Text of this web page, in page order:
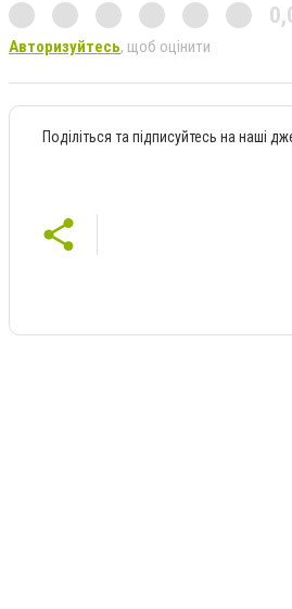
Авторизуйтесь, щоб оцінити
Поділіться та підписуйтесь на наші